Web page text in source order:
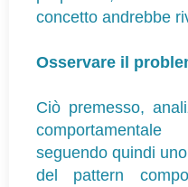
concetto andrebbe
Osservare il
Ciò premesso,
seguendo quindi
del pattern